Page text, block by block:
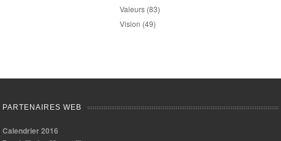
Valeurs (83)
Vision (49)
PARTENAIRES WEB
Calendrier 2016